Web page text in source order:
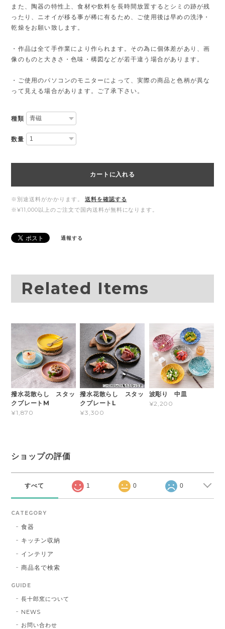
また、陶器の特性上、食材や飲料を長時間放置するとシミの跡が残
ったり、ニオイが移る事が稀に有るため、ご使用後は早めの洗浄・
乾燥をお願い致します。
・作品は全て手作業により作られます。その為に個体差があり、画
像のものと大きさ・色味・構図などが若干違う場合があります。
・ご使用のパソコンのモニターによって、実際の商品と色柄が異な
って見える場合があります。ご了承下さい。
種類
数量
カートに入れる
※別途送料がかかります。
送料を確認する
※¥11,000以上のご注文で国内送料が無料になります。
通報する
Related Items
撥水花散らし スタッ
クプレートM
¥1,870
撥水花散らし スタッ
クプレートL
¥3,300
波彫り 中皿
¥2,200
ショップの評価
すべて 1 0 0
CATEGORY
食器
キッチン収納
インテリア
商品名で検索
GUIDE
長十郎窯について
NEWS
お問い合わせ